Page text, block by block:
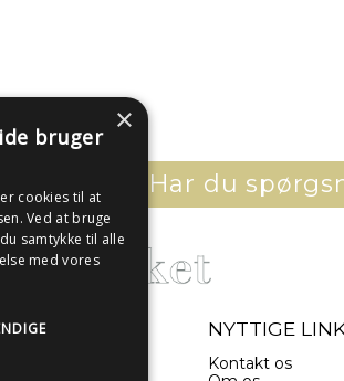
Har du
AF ILLUX A/S NYTTIGE
Kontakt os
×
bruger
cookies til at
Ved at bruge
samtykke til alle
med vores